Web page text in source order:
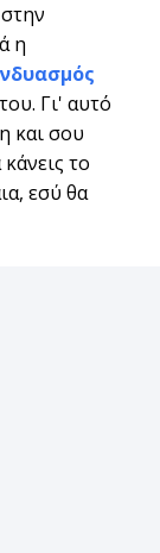
η
Γι' αυτό
και σου
το
εσύ θα